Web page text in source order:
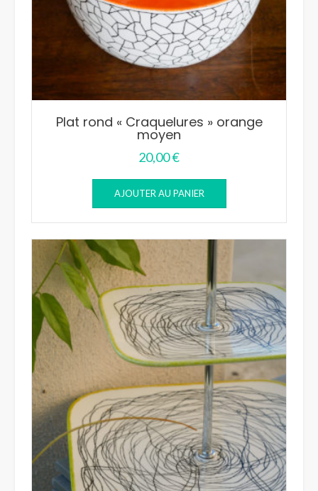
Plat rond « Craquelures » orange
moyen
20,00€
AJOUTER AU PANIER